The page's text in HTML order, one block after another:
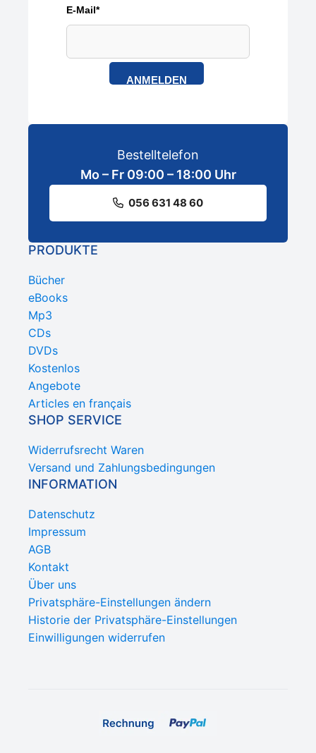
E-Mail*
ANMELDEN
Bestelltelefon
Mo – Fr 09:00 – 18:00 Uhr
056 631 48 60
PRODUKTE
Bücher
eBooks
Mp3
CDs
DVDs
Kostenlos
Angebote
Articles en français
SHOP SERVICE
Widerrufsrecht Waren
Versand und Zahlungsbedingungen
INFORMATION
Datenschutz
Impressum
AGB
Kontakt
Über uns
Privatsphäre-Einstellungen ändern
Historie der Privatsphäre-Einstellungen
Einwilligungen widerrufen